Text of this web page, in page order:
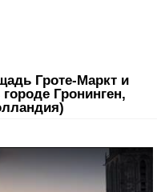
Гроте-Маркт и
Гронинген,